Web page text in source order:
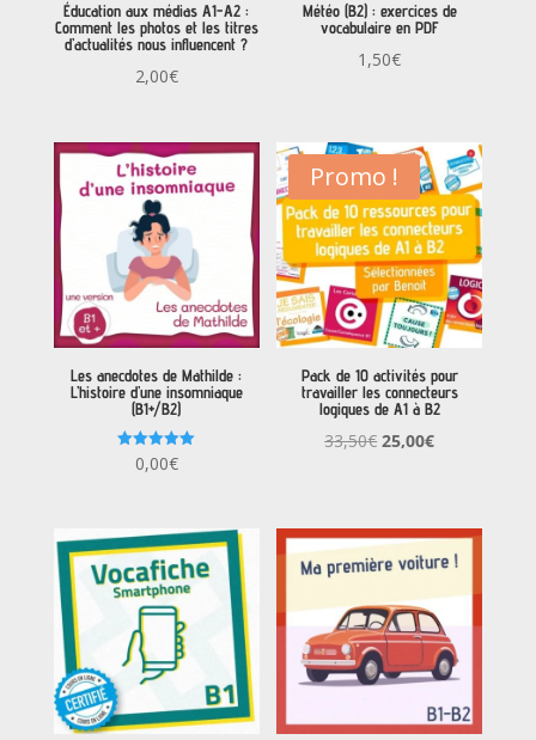
Éducation aux médias A1-A2 :
Comment les photos et les titres
d’actualités nous influencent ?
2,00€
Météo (B2) : exercices de
vocabulaire en PDF
1,50€
Les anecdotes de Mathilde :
L’histoire d’une insomniaque
(B1+/B2)
Note
5.00
0,00€
Promo !
Pack de 10 activités pour
travailler les connecteurs
logiques de A1 à B2
33,50€ Le
était :
33,50€.
25,00€Le
est :
25,00€.